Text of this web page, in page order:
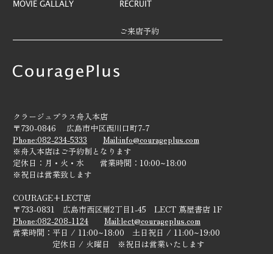
クラージュプラス舟入本店
〒730-0846 広島市中区西川口町7-7
Phone:082-234-5333
Mail:info@courageplus.com
※舟入本店はご予約制となります
定休日：月・火・水 営業時間：10:00~18:00
※祝日は営業致します
COURAGE+LECT店
〒733-0831 広島市西区扇2丁目1-45 LECT 蔦屋書店 1F
Phone:082-208-1124
Mail:lect@courageplus.com
営業時間：平日 / 11:00~18:00 土日祝日 / 11:00~19:00
定休日 / 火曜日 ※祝日は営業いたします
MOVIE GALLALY RECRUIT
ご来店予約